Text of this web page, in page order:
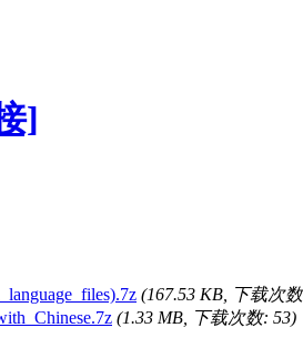
]
(167.53 KB, 下载次
(1.33 MB, 下载次数: 53)